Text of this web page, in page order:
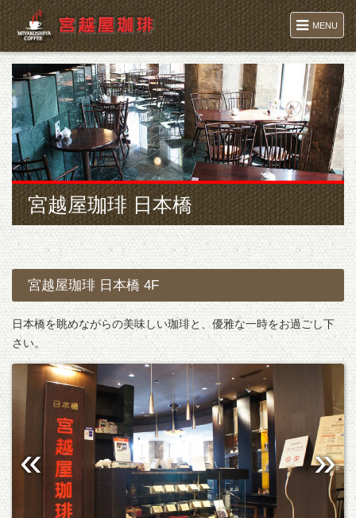
MENU
宮越屋珈琲 日本橋
宮越屋珈琲 日本橋 4F
日本橋を眺めながらの美味しい珈琲と、優雅な一時をお過ごし下
さい。